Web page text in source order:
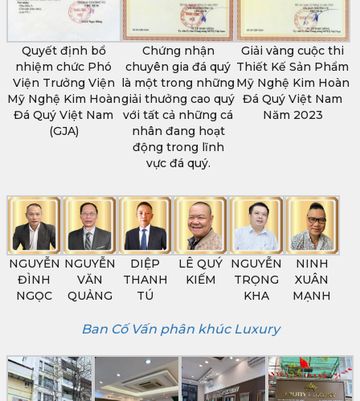
Quyết định bổ
nhiệm chức Phó
Viện Trưởng Viện
Mỹ Nghệ Kim Hoàn
Đá Quý Việt Nam
(GJA)
Chứng nhận
chuyên gia đá quý
là một trong những
giải thưởng cao quý
với tất cả những cá
nhân đang hoạt
động trong lĩnh
vực đá quý.
Giải vàng cuộc thi
Thiết Kế Sản Phẩm
Mỹ Nghệ Kim Hoàn
Đá Quý Việt Nam
Năm 2023
NGUYỄN
ĐÌNH
NGỌC
NGUYỄN
VĂN
QUẢNG
DIỆP
THANH
TÚ
LÊ QUÝ
KIẾM
NGUYỄN
TRỌNG
KHA
NINH
XUÂN
MẠNH
Ban Cố Vấn phân khúc Luxury